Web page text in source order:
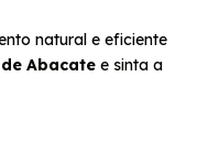
natural e eficiente
Abacate e sinta a